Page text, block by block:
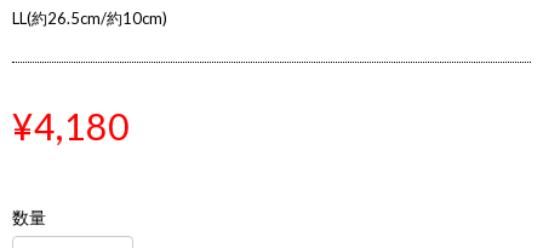
LL(約26.5cm/約10cm)
¥4,180
数量